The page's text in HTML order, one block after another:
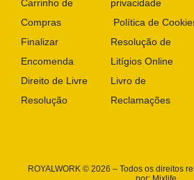
Carrinho de
Compras
Finalizar
Encomenda
Direito de Livre
Resolução
privacidade
Política de
Resolução de
Litígios Online
Livro de
Reclamações
ROYALWORK © 2026 – Todos os direitos